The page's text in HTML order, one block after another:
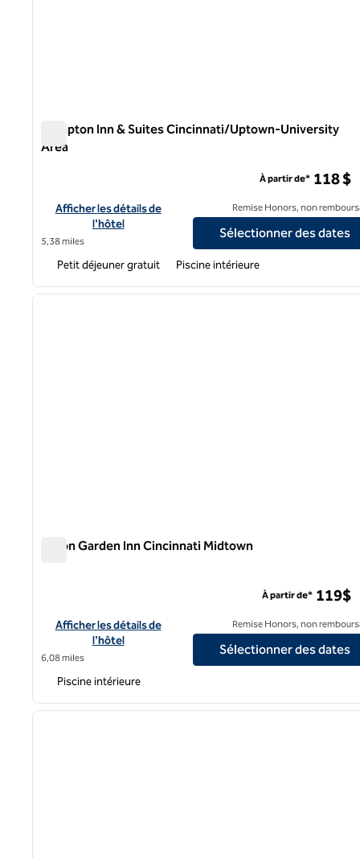
Hampton Inn & Suites Cincinnati/Uptown-University
Area
Afficher les détails de l'hôtel Hampton Inn & Suites
Afficher les détails de
l'hôtel
5,38 miles
À partir de* 118 $
Remise Honors, non
Sélectionner des dates
Petit déjeuner gratuit Piscine intérieure
1 sur 12
Hilton Garden Inn Cincinnati Midtown
Afficher les détails de l'hôtel Hilton Garden Inn Cincinnati
Afficher les détails de
l'hôtel
6,08 miles
À partir de* 119$
Remise Honors, non
Sélectionner des dates
Piscine intérieure
1 sur 12